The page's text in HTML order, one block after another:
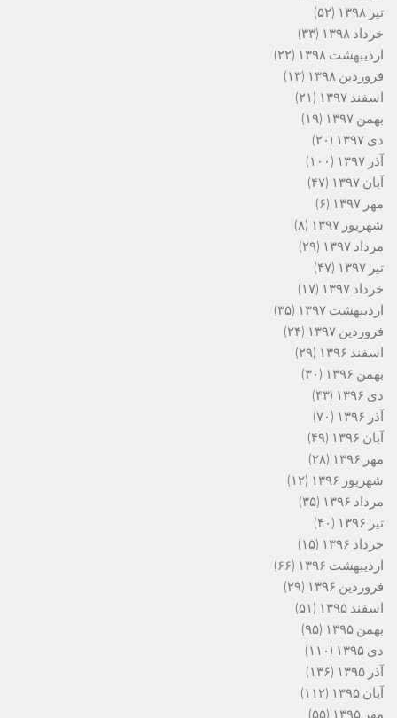
تیر ۱۳۹۸
(۵۲)
خرداد ۱۳۹۸
(۳۳)
اردیبهشت ۱۳۹۸
(۲۲)
فروردین ۱۳۹۸
(۱۳)
اسفند ۱۳۹۷
(۲۱)
بهمن ۱۳۹۷
(۱۹)
دی ۱۳۹۷
(۲۰)
آذر ۱۳۹۷
(۱۰۰)
آبان ۱۳۹۷
(۴۷)
مهر ۱۳۹۷
(۶)
شهریور ۱۳۹۷
(۸)
مرداد ۱۳۹۷
(۲۹)
تیر ۱۳۹۷
(۴۷)
خرداد ۱۳۹۷
(۱۷)
اردیبهشت ۱۳۹۷
(۳۵)
فروردین ۱۳۹۷
(۲۴)
اسفند ۱۳۹۶
(۲۹)
بهمن ۱۳۹۶
(۳۰)
دی ۱۳۹۶
(۴۳)
آذر ۱۳۹۶
(۷۰)
آبان ۱۳۹۶
(۴۹)
مهر ۱۳۹۶
(۲۸)
شهریور ۱۳۹۶
(۱۲)
مرداد ۱۳۹۶
(۳۵)
تیر ۱۳۹۶
(۴۰)
خرداد ۱۳۹۶
(۱۵)
اردیبهشت ۱۳۹۶
(۶۶)
فروردین ۱۳۹۶
(۲۹)
اسفند ۱۳۹۵
(۵۱)
بهمن ۱۳۹۵
(۹۵)
دی ۱۳۹۵
(۱۱۰)
آذر ۱۳۹۵
(۱۳۶)
آبان ۱۳۹۵
(۱۱۲)
مهر ۱۳۹۵
(۵۵)